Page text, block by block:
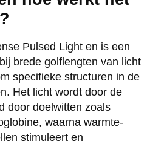
Pulsed Light en is een
brede golflengten van licht
specifieke structuren in de
Het licht wordt door de
door doelwitten zoals
waarna warmte-
stimuleert en